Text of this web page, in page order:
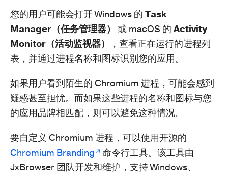
您的用户可能会打开 Windows 的 Task
Manager（任务管理器）
或 macOS 的 Activity
Monitor（活动监视器）
，查看正在运行的进程列
表，并通过进程名称和图标识别您的应用。
如果用户看到陌生的 Chromium 进程，可能会感到
疑惑甚至担忧。而如果这些进程的名称和图标与您
的应用品牌相匹配，则可以避免这种情况。
要自定义 Chromium 进程，可以使用开源的
Chromium Branding
命令行工具。该工具由
JxBrowser 团队开发和维护，支持 Windows、